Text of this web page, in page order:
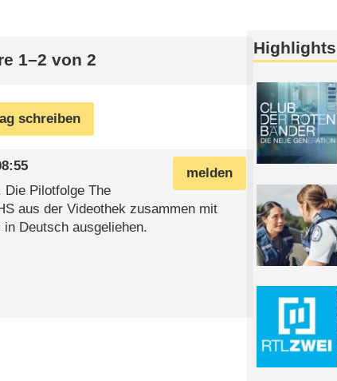
1–2 von 2
schreiben
melden
Die Pilotfolge The
aus der Videothek zusammen mit
Deutsch ausgeliehen.
Highlights